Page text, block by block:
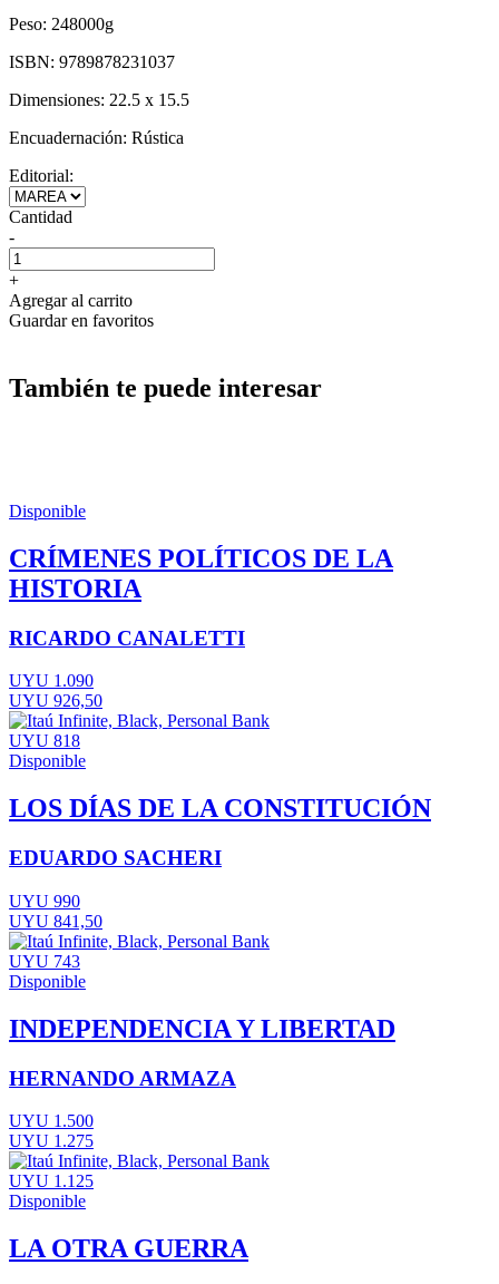
Peso: 248000g
ISBN: 9789878231037
Dimensiones: 22.5 x 15.5
Encuadernación: Rústica
Editorial:
Cantidad
-
+
Agregar al carrito
Guardar en favoritos
También te puede interesar
Disponible
CRÍMENES POLÍTICOS DE LA
HISTORIA
RICARDO CANALETTI
UYU 1.090
UYU 926,50
UYU 818
Disponible
LOS DÍAS DE LA CONSTITUCIÓN
EDUARDO SACHERI
UYU 990
UYU 841,50
UYU 743
Disponible
INDEPENDENCIA Y LIBERTAD
HERNANDO ARMAZA
UYU 1.500
UYU 1.275
UYU 1.125
Disponible
LA OTRA GUERRA